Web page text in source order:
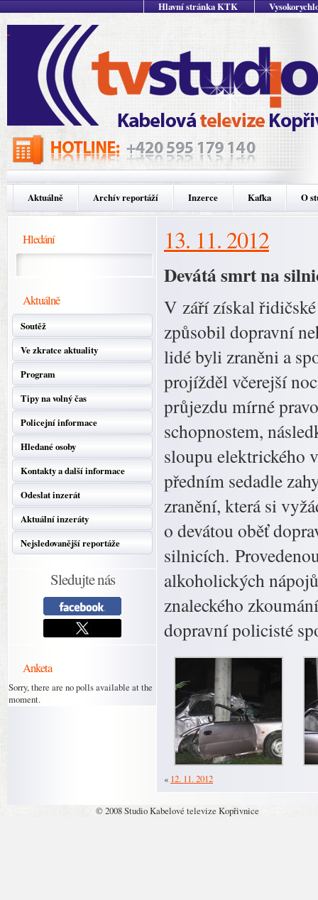
Hlavní stránka KTK
Aktuálně Archív reportáží Inzerce Kafka O
Hledání
Aktuálně
Soutěž
Ve zkratce aktuality
Program
Tipy na volný čas
Policejní informace
Hledané osoby
Kontakty a další informace
Odeslat inzerát
Aktuální inzeráty
Nejsledovanější reportáže
Sledujte nás
Anketa
Sorry, there are no polls available at the
moment.
13. 11. 2012
Devátá smrt na
V září získal
způsobil dopravní
lidé byli zraněni a
projížděl včerejší
průjezdu mírné
schopnostem,
sloupu elektrického
předním sedadle
zranění, která si
o devátou oběť
silnicích.
alkoholických
znaleckého
dopravní policisté
« 12. 11. 2012
© 2008 Studio Kabelové televize Kopřivnice